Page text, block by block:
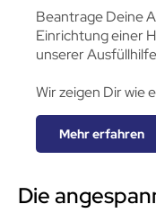
Beantrage Deine
Einrichtung einer
unserer
Wir zeigen Dir wie
Mehr erfahren
Die